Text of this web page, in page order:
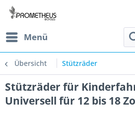
Menü
Übersicht Stützräder
Stützräder für
Universell für 12 bis 18